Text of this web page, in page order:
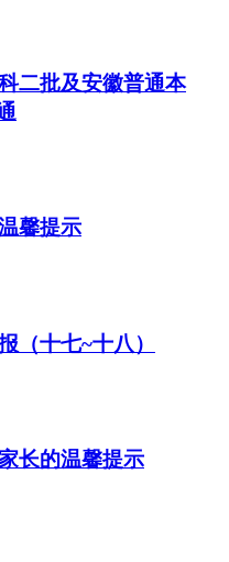
二批及安徽普通本
馨提示
（十七~十八）
长的温馨提示